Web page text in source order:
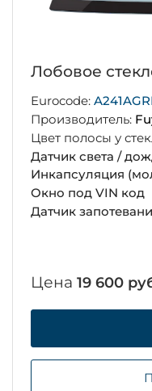
Лобовое
Eurocode:
Производитель:
Цвет полосы у
Датчик света /
Инкапсуляция
Окно под VIN код
Датчик
Цена19 600